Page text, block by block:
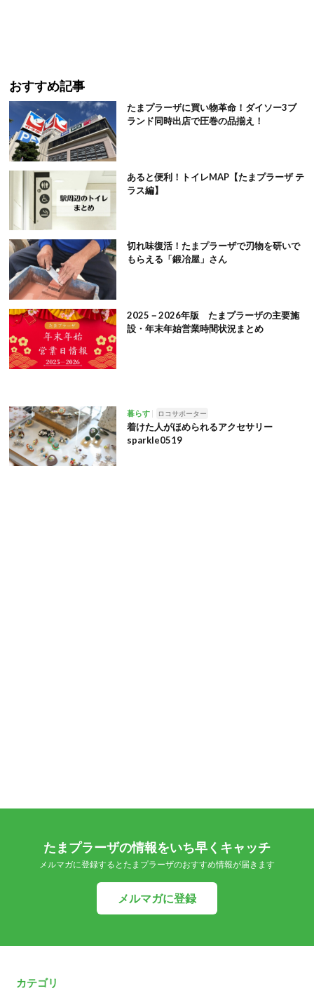
おすすめ記事
たまプラーザに買い物革命！ダイソー3ブ
ランド同時出店で圧巻の品揃え！
あると便利！トイレMAP【たまプラーザ テ
ラス編】
切れ味復活！たまプラーザで刃物を研いで
もらえる「鍛冶屋」さん
2025－2026年版 たまプラーザの主要施
設・年末年始営業時間状況まとめ
暮らす ロコサポーター
着けた人がほめられるアクセサリー
sparkle0519
たまプラーザの情報をいち早くキャッチ
メルマガに登録するとたまプラーザのおすすめ情報が届きます
メルマガに登録
カテゴリ